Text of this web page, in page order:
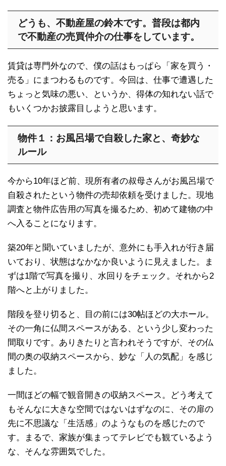
どうも、不動産屋の鈴木です。普段は都内
で不動産の売買仲介の仕事をしています。
賃貸は専門外なので、僕の話はもっぱら「家を買う・
売る」にまつわるものです。今回は、仕事で遭遇した
ちょっと気味の悪い、というか、得体の知れない話で
もいくつかお披露目しようと思います。
物件１：お風呂場で自殺した家と、奇妙な
ルール
今から10年ほど前、現所有者の叔母さんがお風呂場で
自殺されたという物件の売却依頼を受けました。現地
調査と物件広告用の写真を撮るため、初めて建物の中
へ入ることになります。
築20年と聞いていましたが、意外にも手入れが行き届
いており、状態はなかなか良いように見えました。ま
ずは1階で写真を撮り、水回りをチェック。それから2
階へと上がりました。
階段を登り切ると、目の前には30帖ほどの大ホール。
その一角に仏間スペースがある、という少し変わった
間取りです。ありきたりと言われそうですが、その仏
間の奥の収納スペースから、妙な「人の気配」を感じ
ました。
一間ほどの幅で観音開きの収納スペース。どう考えて
もそんなに大きな空間ではないはずなのに、その扉の
先に不思議な「生活感」のようなものを感じたので
す。まるで、家族が集まってテレビでも観ているよう
な、そんな雰囲気でした。